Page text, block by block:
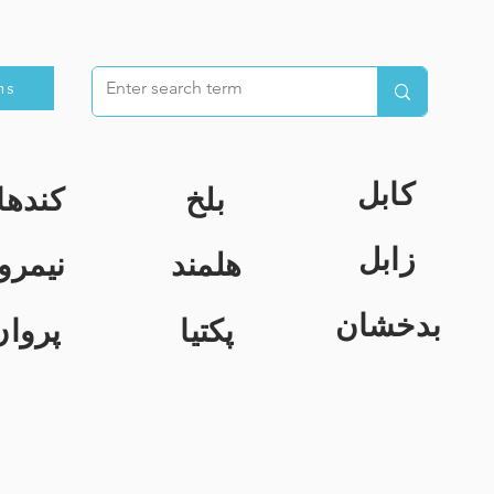
بلخ
کابل
هلمند
زابل
پکتیا بدخشان